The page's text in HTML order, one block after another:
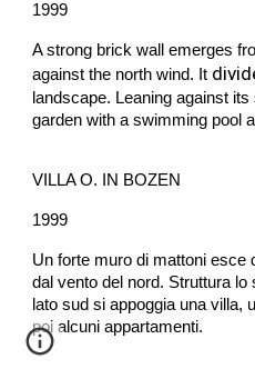
1999
A strong brick wall emerges
against the north wind. It
landscape. Leaning against
garden with a swimming pool
VILLA O. IN BOZEN
1999
Un forte muro di mattoni esce
dal vento del nord. Struttura
lato sud si appoggia una villa,
poi alcuni appartamenti.